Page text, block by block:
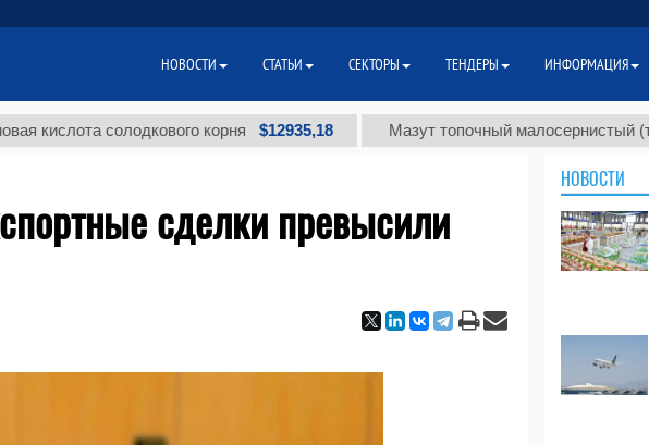
солодкового корня $12935,18 Мазут топочный малосернистый (т.) $300
сделки превысили
НОВОСТИ
НОВОСТИ СТАТЬИ СЕКТОРЫ ТЕНДЕРЫ ИНФОРМАЦИЯ